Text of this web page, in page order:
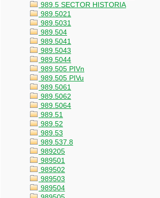
989.5 SECTOR HISTORIA
989.5021
989.5031
989.504
989.5041
989.5043
989.5044
989.505 PIVn
989.505 PIVu
989.5061
989.5062
989.5064
989.51
989.52
989.53
989.537.8
989205
989501
989502
989503
989504